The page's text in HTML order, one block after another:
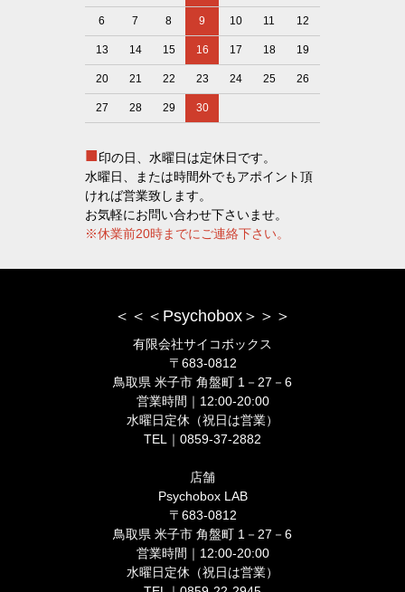
6 7 8 9 10 11 12
13 14 15 16 17 18 19
20 21 22 23 24 25 26
27 28 29 30
■印の日、水曜日は定休日です。
水曜日、または時間外でもアポイント頂
ければ営業致します。
お気軽にお問い合わせ下さいませ。
※休業前20時までにご連絡下さい。
＜＜＜Psychobox＞＞＞
有限会社サイコボックス
〒683-0812
鳥取県 米子市 角盤町 1－27－6
営業時間｜12:00-20:00
水曜日定休（祝日は営業）
TEL｜0859-37-2882
店舗
Psychobox LAB
〒683-0812
鳥取県 米子市 角盤町 1－27－6
営業時間｜12:00-20:00
水曜日定休（祝日は営業）